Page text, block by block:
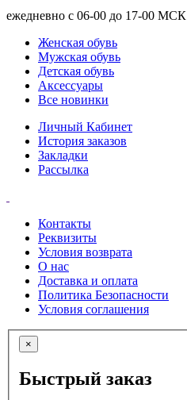
ежедневно с 06-00 до 17-00 МСК
Женская обувь
Мужская обувь
Детская обувь
Аксессуары
Все новинки
Личный Кабинет
История заказов
Закладки
Рассылка
Контакты
Реквизиты
Условия возврата
О нас
Доставка и оплата
Политика Безопасности
Условия соглашения
×
Быстрый заказ